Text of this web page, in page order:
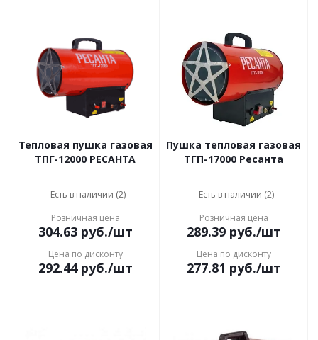
Тепловая пушка газовая
ТПГ-12000 РЕСАНТА
Есть в наличии (2)
Розничная цена
304.63руб./шт
Цена по дисконту
292.44руб./шт
Пушка тепловая газовая
ТГП-17000 Ресанта
Есть в наличии (2)
Розничная цена
289.39руб./шт
Цена по дисконту
277.81 руб./шт